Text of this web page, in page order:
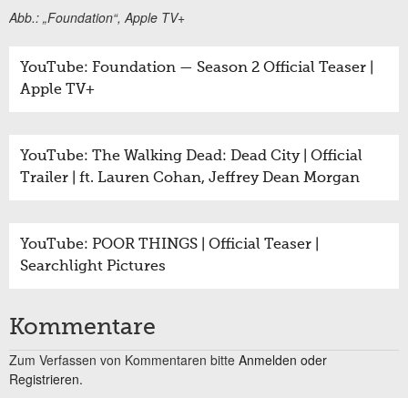
Abb.: „Foundation“, Apple TV+
YouTube: Foundation — Season 2 Official Teaser |
Apple TV+
YouTube: The Walking Dead: Dead City | Official
Trailer | ft. Lauren Cohan, Jeffrey Dean Morgan
YouTube: POOR THINGS | Official Teaser |
Searchlight Pictures
Kommentare
Zum Verfassen von Kommentaren bitte Anmelden oder
Registrieren.